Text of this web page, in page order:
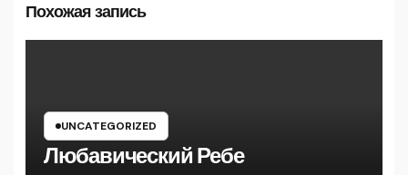
Похожая запись
UNCATEGORIZED
Любавический Ребе